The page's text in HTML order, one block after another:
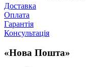
Доставка
Оплата
Гарантія
Консультація
«Нова Пошта»